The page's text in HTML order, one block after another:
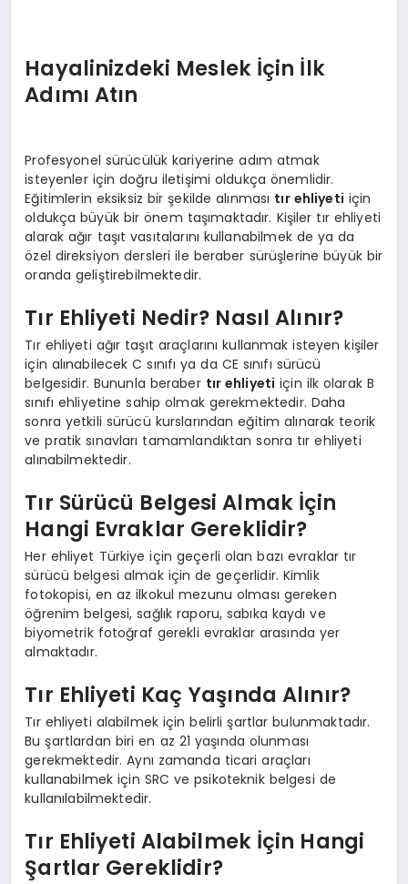
Hayalinizdeki Meslek İçin İlk
Adımı Atın
Profesyonel sürücülük kariyerine adım atmak
isteyenler için doğru iletişimi oldukça önemlidir.
Eğitimlerin eksiksiz bir şekilde alınması tır ehliyeti için
oldukça büyük bir önem taşımaktadır. Kişiler tır ehliyeti
alarak ağır taşıt vasıtalarını kullanabilmek de ya da
özel direksiyon dersleri ile beraber sürüşlerine büyük bir
oranda geliştirebilmektedir.
Tır Ehliyeti Nedir? Nasıl Alınır?
Tır ehliyeti ağır taşıt araçlarını kullanmak isteyen kişiler
için alınabilecek C sınıfı ya da CE sınıfı sürücü
belgesidir. Bununla beraber tır ehliyeti için ilk olarak B
sınıfı ehliyetine sahip olmak gerekmektedir. Daha
sonra yetkili sürücü kurslarından eğitim alınarak teorik
ve pratik sınavları tamamlandıktan sonra tır ehliyeti
alınabilmektedir.
Tır Sürücü Belgesi Almak İçin
Hangi Evraklar Gereklidir?
Her ehliyet Türkiye için geçerli olan bazı evraklar tır
sürücü belgesi almak için de geçerlidir. Kimlik
fotokopisi, en az ilkokul mezunu olması gereken
öğrenim belgesi, sağlık raporu, sabıka kaydı ve
biyometrik fotoğraf gerekli evraklar arasında yer
almaktadır.
Tır Ehliyeti Kaç Yaşında Alınır?
Tır ehliyeti alabilmek için belirli şartlar bulunmaktadır.
Bu şartlardan biri en az 21 yaşında olunması
gerekmektedir. Aynı zamanda ticari araçları
kullanabilmek için SRC ve psikoteknik belgesi de
kullanılabilmektedir.
Tır Ehliyeti Alabilmek İçin Hangi
Şartlar Gereklidir?